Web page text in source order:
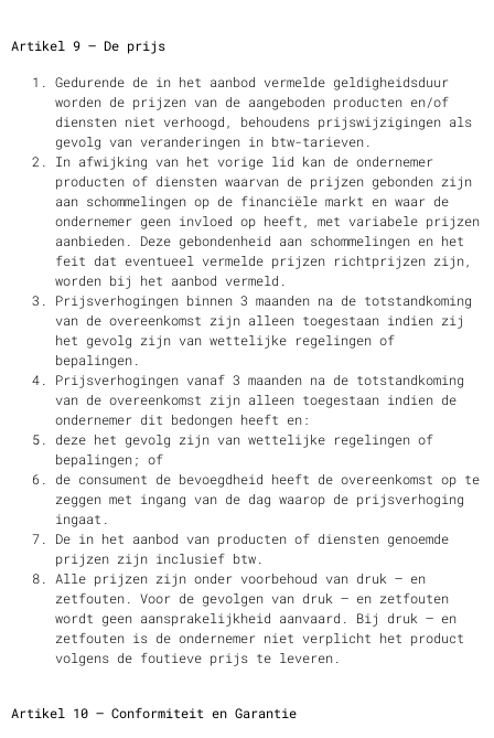
Artikel 9 – De prijs
Gedurende de in het aanbod vermelde geldigheidsduur
worden de prijzen van de aangeboden producten en/of
diensten niet verhoogd, behoudens prijswijzigingen als
gevolg van veranderingen in btw-tarieven.
In afwijking van het vorige lid kan de ondernemer
producten of diensten waarvan de prijzen gebonden zijn
aan schommelingen op de financiële markt en waar de
ondernemer geen invloed op heeft, met variabele prijzen
aanbieden. Deze gebondenheid aan schommelingen en het
feit dat eventueel vermelde prijzen richtprijzen zijn,
worden bij het aanbod vermeld.
Prijsverhogingen binnen 3 maanden na de totstandkoming
van de overeenkomst zijn alleen toegestaan indien zij
het gevolg zijn van wettelijke regelingen of
bepalingen.
Prijsverhogingen vanaf 3 maanden na de totstandkoming
van de overeenkomst zijn alleen toegestaan indien de
ondernemer dit bedongen heeft en:
deze het gevolg zijn van wettelijke regelingen of
bepalingen; of
de consument de bevoegdheid heeft de overeenkomst op te
zeggen met ingang van de dag waarop de prijsverhoging
ingaat.
De in het aanbod van producten of diensten genoemde
prijzen zijn inclusief btw.
Alle prijzen zijn onder voorbehoud van druk – en
zetfouten. Voor de gevolgen van druk – en zetfouten
wordt geen aansprakelijkheid aanvaard. Bij druk – en
zetfouten is de ondernemer niet verplicht het product
volgens de foutieve prijs te leveren.
Artikel 10 – Conformiteit en Garantie